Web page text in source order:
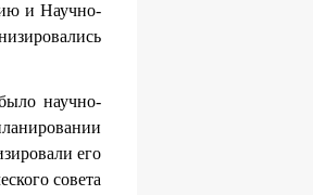
и Научно-
научно-
его
совета